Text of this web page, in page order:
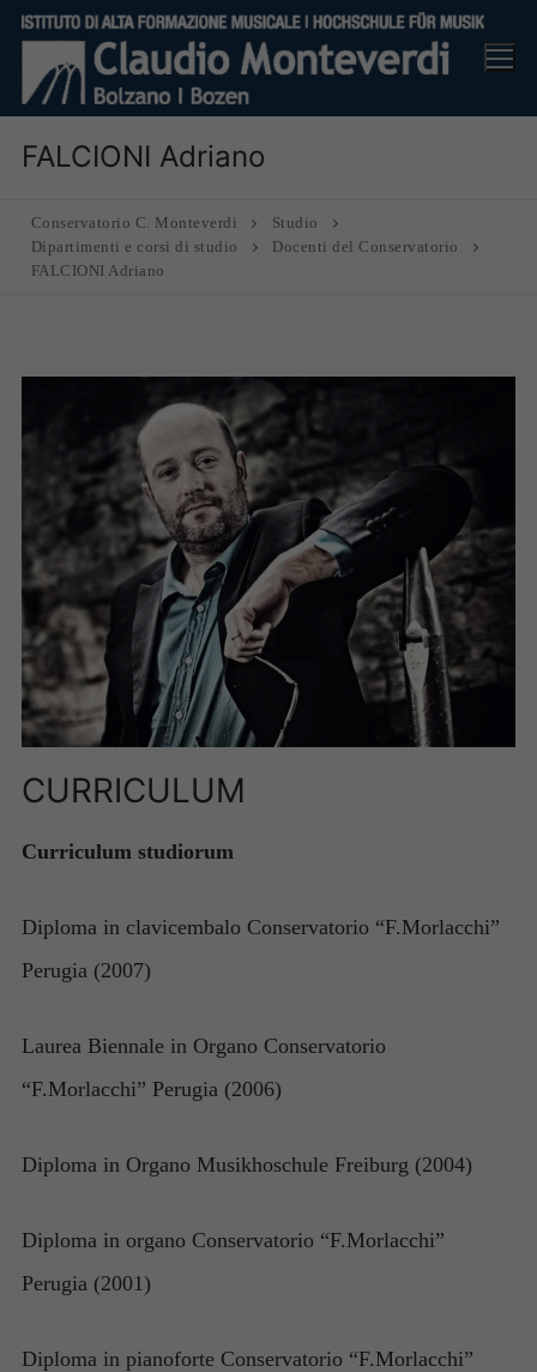
Vai
contenuto
FALCIONI Adriano
Conservatorio C. Monteverdi
Studio
Dipartimenti e corsi di studio
Docenti del Conservatorio
FALCIONI Adriano
CURRICULUM
Curriculum studiorum
Diploma in clavicembalo Conservatorio “F.Morlacchi”
Perugia (2007)
Laurea Biennale in Organo Conservatorio
“F.Morlacchi” Perugia (2006)
Diploma in Organo Musikhoschule Freiburg (2004)
Diploma in organo Conservatorio “F.Morlacchi”
Perugia (2001)
Diploma in pianoforte Conservatorio “F.Morlacchi”